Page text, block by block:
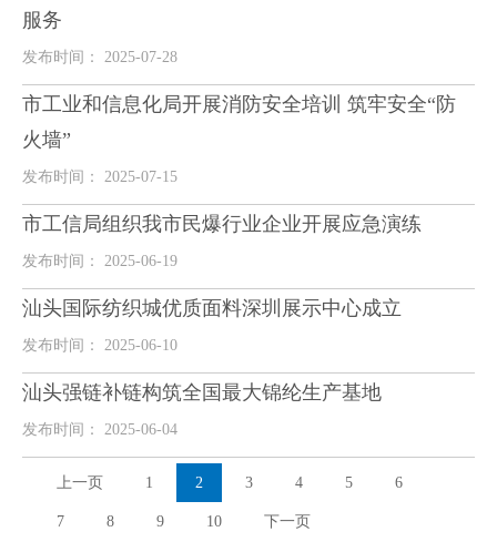
服务
发布时间： 2025-07-28
市工业和信息化局开展消防安全培训 筑牢安全“防
火墙”
发布时间： 2025-07-15
市工信局组织我市民爆行业企业开展应急演练
发布时间： 2025-06-19
汕头国际纺织城优质面料深圳展示中心成立
发布时间： 2025-06-10
汕头强链补链构筑全国最大锦纶生产基地
发布时间： 2025-06-04
上一页 1 2 3 4 5 6
7 8 9 10 下一页